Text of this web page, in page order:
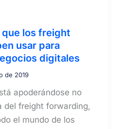
los freight
usar para
digitales
de 2019
apoderándose no
del freight forwarding,
el mundo de los